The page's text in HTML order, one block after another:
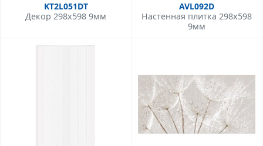
KT2L051DT
Декор 298x598 9мм
AVL092D
Настенная плитка 298x598
9мм